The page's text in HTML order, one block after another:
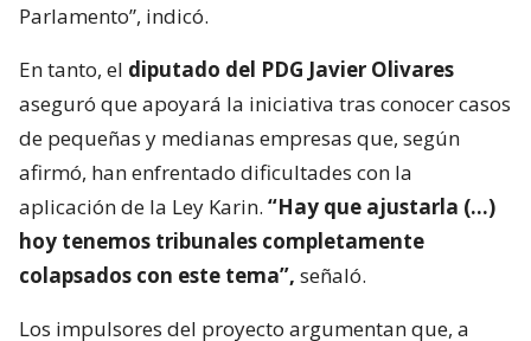
Parlamento”, indicó.
En tanto, el diputado del PDG Javier Olivares
aseguró que apoyará la iniciativa tras conocer casos
de pequeñas y medianas empresas que, según
afirmó, han enfrentado dificultades con la
aplicación de la Ley Karin. “Hay que ajustarla (…)
hoy tenemos tribunales completamente
colapsados con este tema”, señaló.
Los impulsores del proyecto argumentan que, a